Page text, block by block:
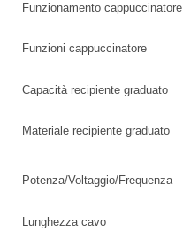
Funzionamento cappuccinatore
Funzioni cappuccinatore
Capacità recipiente graduato
Materiale recipiente graduato
Potenza/Voltaggio/Frequenza
Lunghezza cavo